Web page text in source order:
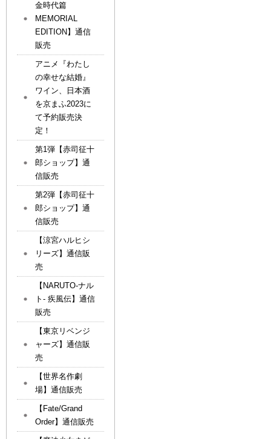
金時代篇
MEMORIAL
EDITION】通信
販売
アニメ『わたし
の幸せな結婚』
ワイン、日本酒
を京まふ2023に
て予約販売決
定！
第1弾【赤司征十
郎ショップ】通
信販売
第2弾【赤司征十
郎ショップ】通
信販売
【涼宮ハルヒシ
リーズ】通信販
売
【NARUTO-ナル
ト- 疾風伝】通信
販売
【東京リベンジ
ャーズ】通信販
売
【世界名作劇
場】通信販売
【Fate/Grand
Order】通信販売